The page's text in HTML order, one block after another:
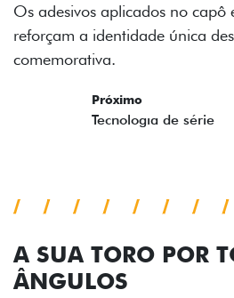
Os adesivos aplicados no capô
reforçam a identidade única
comemorativa.
Próximo
Tecnologia de série
A SUA TORO POR
ÂNGULOS